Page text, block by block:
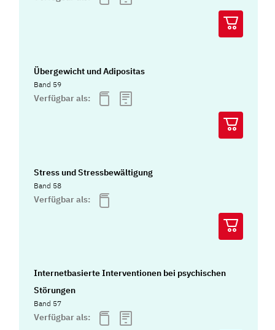
Übergewicht und Adipositas
Band 59
Verfügbar als:
Stress und Stressbewältigung
Band 58
Verfügbar als:
Internetbasierte Interventionen bei psychischen
Störungen
Band 57
Verfügbar als: